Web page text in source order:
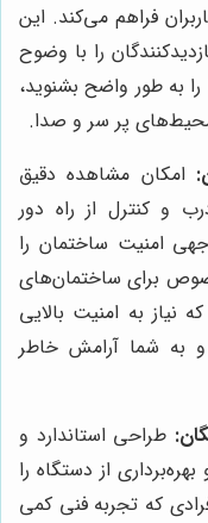
فراهم می‌کند. این
را با وضوح
به طور واضح بشنوید،
پر سر و صدا.
امکان مشاهده دقیق
و کنترل از راه دور
امنیت ساختمان را
برای ساختمان‌های
نیاز به امنیت بالایی
و به شما آرامش خاطر
طراحی استاندارد و
از دستگاه را
که تجربه فنی کمی